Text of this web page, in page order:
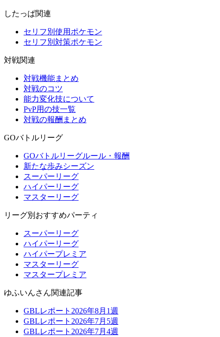
したっぱ関連
セリフ別使用ポケモン
セリフ別対策ポケモン
対戦関連
対戦機能まとめ
対戦のコツ
能力変化技について
PvP用の技一覧
対戦の報酬まとめ
GOバトルリーグ
GOバトルリーグルール・報酬
新たな歩みシーズン
スーパーリーグ
ハイパーリーグ
マスターリーグ
リーグ別おすすめパーティ
スーパーリーグ
ハイパーリーグ
ハイパープレミア
マスターリーグ
マスタープレミア
ゆふいんさん関連記事
GBLレポート2026年8月1週
GBLレポート2026年7月5週
GBLレポート2026年7月4週